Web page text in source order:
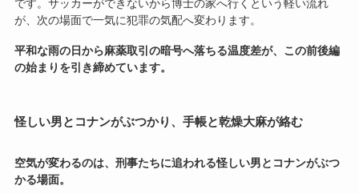
です。サッカーができないから博士の家へ行くという軽い流れ
が、次の場面で一気に犯罪の気配へ変わります。
平和な雨の日から麻薬取引の暗号へ落ちる温度差が、この前後編
の始まりを引き締めています。
怪しい男とコナンがぶつかり、手帳と乾燥大麻が絡む
空気が変わるのは、刑事たちに追われる怪しい男とコナンがぶつ
かる場面。